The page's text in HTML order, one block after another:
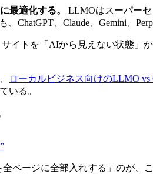
最適化する。
LLMOはスーパー
ChatGPT、Claude、Gemini、
サイトを「AIから見えない状態」
ローカルビジネス向けのLLMO vs
いる。
ページに全部入れする」のが、